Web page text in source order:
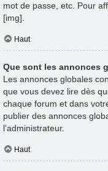
mot de passe, etc. Pour
[img].
Haut
Que sont les annonces
Les annonces globales
que vous devez lire dès
chaque forum et dans
publier des annonces
l’administrateur.
Haut